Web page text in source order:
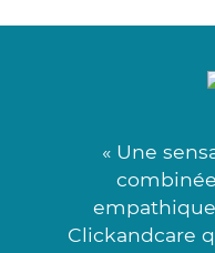
« Une
Clickandcare